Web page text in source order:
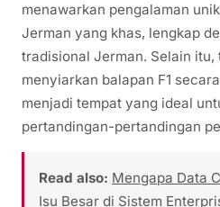
menawarkan pengalaman
Jerman yang khas, lengkap
tradisional Jerman. Selain itu,
menyiarkan balapan F1
menjadi tempat yang ideal
pertandingan-pertandingan
Read also: Mengapa Data
Isu Besar di Sistem